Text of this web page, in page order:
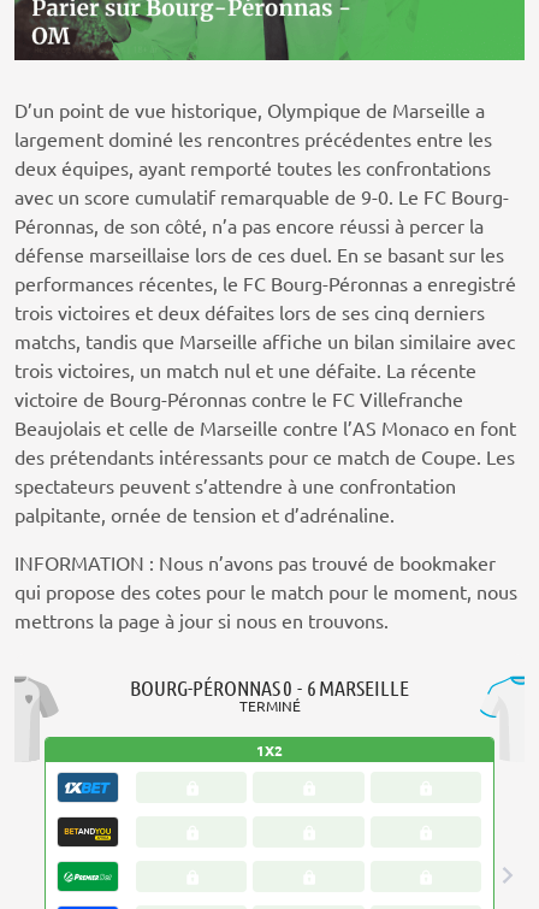
D’un point de vue historique, Olympique de Marseille a
largement dominé les rencontres précédentes entre les
deux équipes, ayant remporté toutes les confrontations
avec un score cumulatif remarquable de 9-0. Le FC Bourg-
Péronnas, de son côté, n’a pas encore réussi à percer la
défense marseillaise lors de ces duel. En se basant sur les
performances récentes, le FC Bourg-Péronnas a enregistré
trois victoires et deux défaites lors de ses cinq derniers
matchs, tandis que Marseille affiche un bilan similaire avec
trois victoires, un match nul et une défaite. La récente
victoire de Bourg-Péronnas contre le FC Villefranche
Beaujolais et celle de Marseille contre l’AS Monaco en font
des prétendants intéressants pour ce match de Coupe. Les
spectateurs peuvent s’attendre à une confrontation
palpitante, ornée de tension et d’adrénaline.
INFORMATION : Nous n’avons pas trouvé de bookmaker
qui propose des cotes pour le match pour le moment, nous
mettrons la page à jour si nous en trouvons.